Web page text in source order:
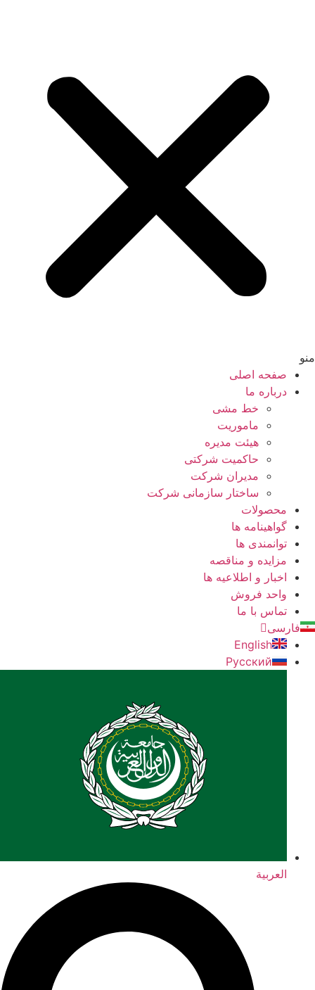
منو
صفحه اصلی
درباره ما
خط مشی
ماموریت
هیئت مدیره
حاکمیت شرکتی
مدیران شرکت
ساختار سازمانی شرکت
محصولات
گواهینامه ها
توانمندی ها
مزایده و مناقصه
اخبار و اطلاعیه ها
واحد فروش
تماس با ما
فارسی
English
Русский
العربية